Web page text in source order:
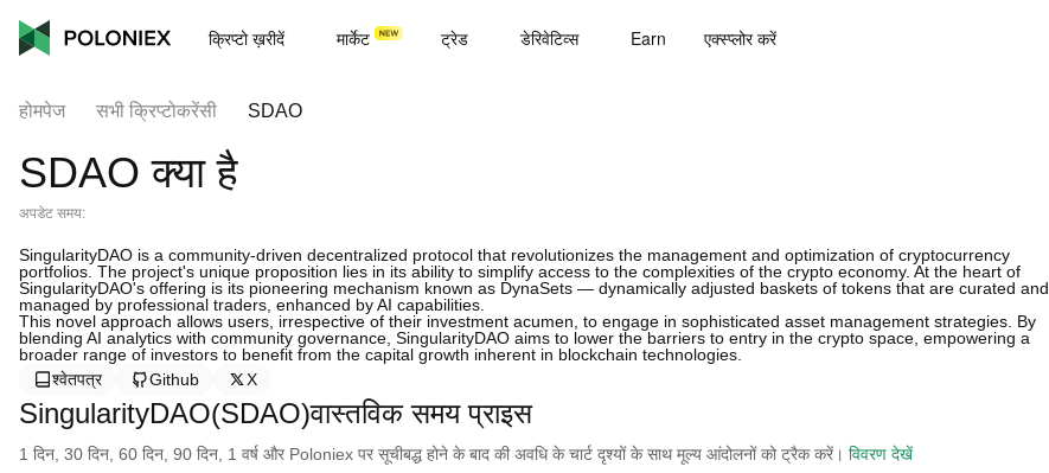
क्रिप्टो ख़रीदें मार्केट ट्रेड डेरिवेटिव्स Earn एक्स्प्लोर करें
होमपेज सभी क्रिप्टोकरेंसी SDAO
SDAO क्या है
अपडेट समय:
SingularityDAO is a community-driven decentralized protocol that revolutionizes the management and optimization of cryptocurrency
portfolios. The project's unique proposition lies in its ability to simplify access to the complexities of the crypto economy. At the heart of
SingularityDAO's offering is its pioneering mechanism known as DynaSets — dynamically adjusted baskets of tokens that are curated and
managed by professional traders, enhanced by AI capabilities.
This novel approach allows users, irrespective of their investment acumen, to engage in sophisticated asset management strategies. By
blending AI analytics with community governance, SingularityDAO aims to lower the barriers to entry in the crypto space, empowering a
broader range of investors to benefit from the capital growth inherent in blockchain technologies.
श्वेतपत्र
Github X
SingularityDAO(SDAO)वास्तविक समय प्राइस
1 दिन, 30 दिन, 60 दिन, 90 दिन, 1 वर्ष और Poloniex पर सूचीबद्ध होने के बाद की अवधि के चार्ट दृश्यों के साथ मूल्य आंदोलनों को ट्रैक करें। विवरण देखें